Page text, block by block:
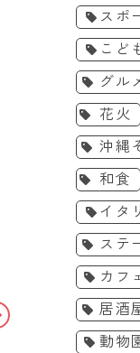
こども
スポ
こど
グル
花火
沖縄
和食
イタ
ステ
カフ
居酒
動物